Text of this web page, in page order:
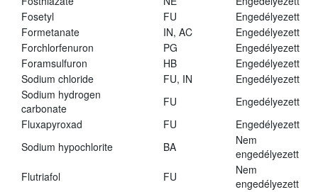
Fosetyl
FU
Engedélyezett
Formetanate
IN, AC
Engedélyezett
Forchlorfenuron
PG
Engedélyezett
Foramsulfuron
HB
Engedélyezett
Sodium chloride
FU, IN
Engedélyezett
Sodium hydrogen
carbonate
FU
Engedélyezett
Fluxapyroxad
FU
Engedélyezett
Sodium hypochlorite
BA
Nem
engedélyezett
Flutriafol
FU
Nem
engedélyezett